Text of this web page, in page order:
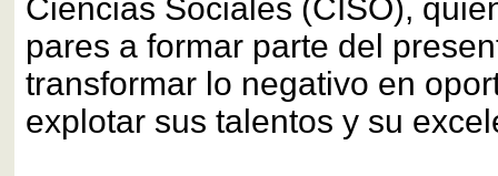
Ciencias Sociales (CISO),
pares a formar parte del
transformar lo negativo en
explotar sus talentos y su